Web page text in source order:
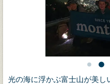
光の海に浮かぶ富士山が美し